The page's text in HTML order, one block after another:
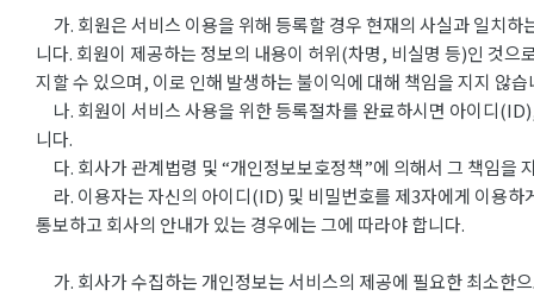
가. 회원은 서비스 이용을 위해 등록할 경우 현재의 사실과 일치
니다. 회원이 제공하는 정보의 내용이 허위(차명, 비실명 등)인 것
지할 수 있으며, 이로 인해 발생하는 불이익에 대해 책임을 지지 않습
나. 회원이 서비스 사용을 위한 등록절차를 완료하시면 아이디
니다.
다. 회사가 관계법령 및 “개인정보보호정책”에 의해서 그 책임을
라. 이용자는 자신의 아이디(ID) 및 비밀번호를 제3자에게 이용
통보하고 회사의 안내가 있는 경우에는 그에 따라야 합니다.
가. 회사가 수집하는 개인정보는 서비스의 제공에 필요한 최소한